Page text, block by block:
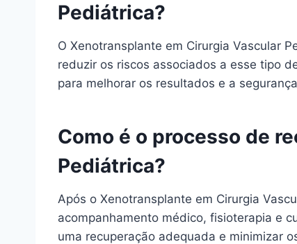
Pediátrica?
O Xenotransplante em Cirurgia Vascular
reduzir os riscos associados a esse tipo
para melhorar os resultados e a
Como é o processo de
Pediátrica?
Após o Xenotransplante em Cirurgia
acompanhamento médico, fisioterapia e
uma recuperação adequada e minimizar